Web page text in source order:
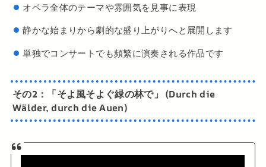
オペラ全体のテーマや雰囲気を見事に表現
静かな始まりから劇的な盛り上がりへと展開します
単独でコンサートでも頻繁に演奏される作品です
その2：
「そよ風そよぐ緑の林で」 (Durch die
Wälder, durch die Auen)